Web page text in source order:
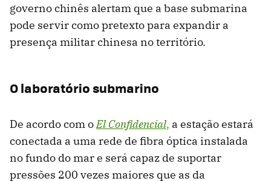
governo chinês alertam que a base submarina
pode servir como pretexto para expandir a
presença militar chinesa no território.
O laboratório submarino
De acordo com oEl Confidencial, a estação estará
conectada a uma rede de fibra óptica instalada
no fundo do mar e será capaz de suportar
pressões 200 vezes maiores que as da